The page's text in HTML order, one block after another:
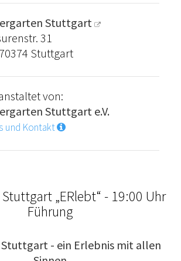
Stuttgart
31
Stuttgart
von:
Stuttgart e.V.
und Kontakt
„ERlebt“ - 19:00 Uhr
Führung
- ein Erlebnis mit allen